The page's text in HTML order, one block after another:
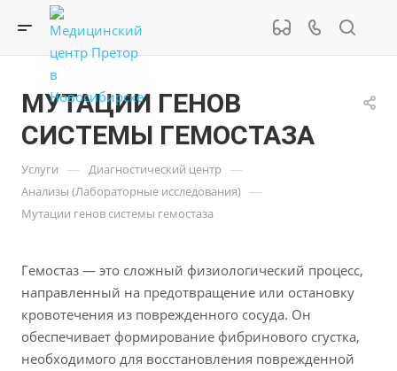
МУТАЦИИ ГЕНОВ
СИСТЕМЫ ГЕМОСТАЗА
Услуги — Диагностический центр —
Анализы (Лабораторные исследования) —
Мутации генов системы гемостаза
Гемостаз — это сложный физиологический процесс,
направленный на предотвращение или остановку
кровотечения из поврежденного сосуда. Он
обеспечивает формирование фибринового сгустка,
необходимого для восстановления поврежденной